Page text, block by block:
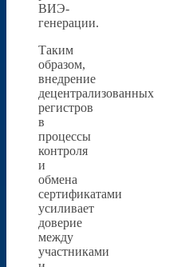
ВИЭ-
генерации.
Таким
образом,
внедрение
децентрализованных
регистров
в
процессы
контроля
и
обмена
сертификатами
усиливает
доверие
между
участниками